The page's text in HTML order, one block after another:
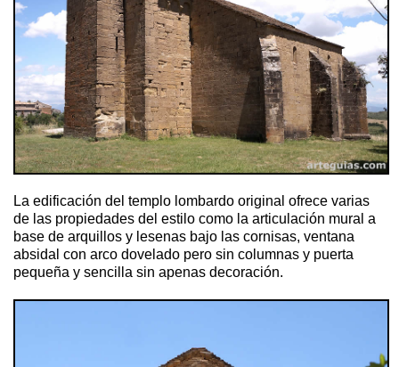
La edificación del templo lombardo original ofrece varias
de las propiedades del estilo como la articulación mural a
base de arquillos y lesenas bajo las cornisas, ventana
absidal con arco dovelado pero sin columnas y puerta
pequeña y sencilla sin apenas decoración.